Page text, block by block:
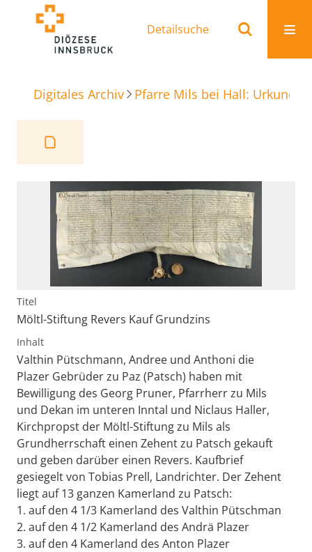
Detailsuche
Digitales Archiv Pfarre Mils bei Hall: Urkunden
Titel
Möltl-Stiftung Revers Kauf Grundzins
Inhalt
Valthin Pütschmann, Andree und Anthoni die
Plazer Gebrüder zu Paz (Patsch) haben mit
Bewilligung des Georg Pruner, Pfarrherr zu Mils
und Dekan im unteren Inntal und Niclaus Haller,
Kirchpropst der Möltl-Stiftung zu Mils als
Grundherrschaft einen Zehent zu Patsch gekauft
und geben darüber einen Revers. Kaufbrief
gesiegelt von Tobias Prell, Landrichter. Der Zehent
liegt auf 13 ganzen Kamerland zu Patsch:
1. auf den 4 1/3 Kamerland des Valthin Pütschman
2. auf den 4 1/2 Kamerland des Andrä Plazer
3. auf den 4 Kamerland des Anton Plazer